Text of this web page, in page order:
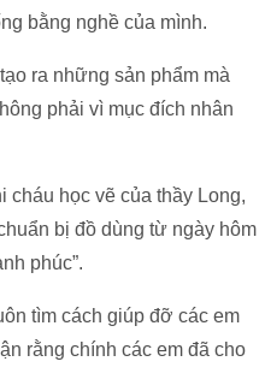
bằng nghề của mình.
ra những sản phẩm mà
phải vì mục đích nhân
cháu học vẽ của thầy Long,
bị đồ dùng từ ngày hôm
phúc”.
tìm cách giúp đỡ các em
rằng chính các em đã cho